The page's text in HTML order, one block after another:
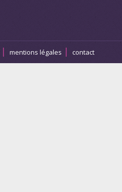
mentions légales contact